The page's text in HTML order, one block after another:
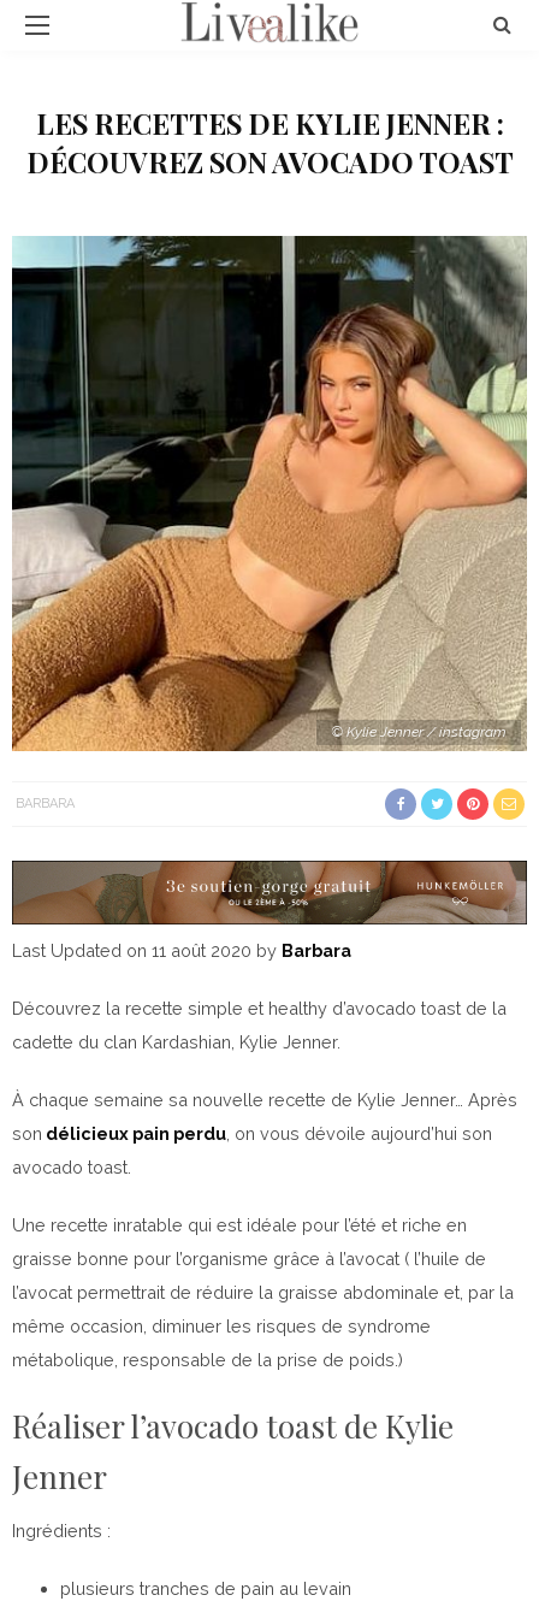
LES RECETTES DE KYLIE JENNER :
DÉCOUVREZ SON AVOCADO TOAST
© Kylie Jenner / instagram
BARBARA
Last Updated on 11 août 2020 by Barbara
Découvrez la recette simple et healthy d’avocado toast de la
cadette du clan Kardashian, Kylie Jenner.
À chaque semaine sa nouvelle recette de Kylie Jenner… Après
son délicieux pain perdu , on vous dévoile aujourd’hui son
avocado toast.
Une recette inratable qui est idéale pour l’été et riche en
graisse bonne pour l’organisme grâce à l’avocat ( l’huile de
l’avocat permettrait de réduire la graisse abdominale et, par la
même occasion, diminuer les risques de syndrome
métabolique, responsable de la prise de poids.)
Réaliser l’avocado toast de Kylie
Jenner
Ingrédients :
plusieurs tranches de pain au levain